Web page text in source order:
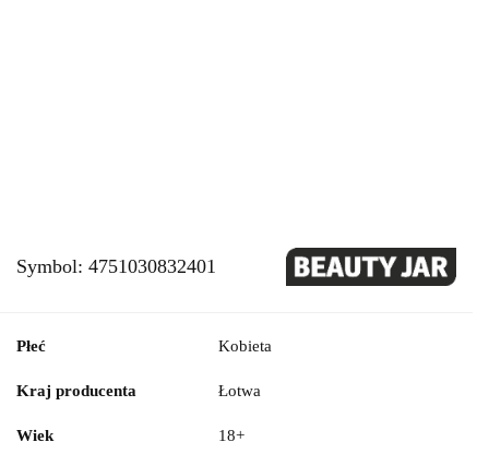
Symbol: 4751030832401
Płeć Kobieta
Kraj producenta Łotwa
Wiek 18+